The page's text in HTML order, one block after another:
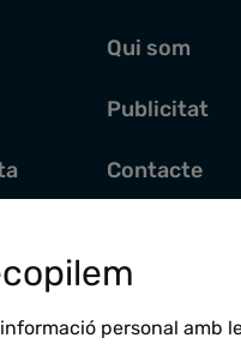
Qui som
Publicitat
Contacte
personal amb